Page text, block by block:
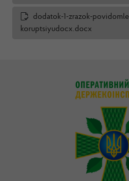
dodatok-1-zrazok-
koruptsiyudocx.docx